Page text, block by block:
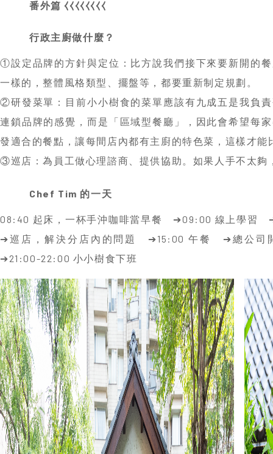
②研發菜單：目前小小樹食的菜單應該有九成五是我負
發適合的餐點，讓每間店內都有主廚的特色菜，這樣才能
③巡店：為員工做心理諮商、提供協助。如果人手不太夠
Chef Tim 的一天
08:40 起床，一杯手沖咖啡當早餐 ➔09:00 線上學習
➔巡店，解決分店內的問題 ➔15:00 午餐 ➔總公
➔21:00-22:00 小小樹食下班